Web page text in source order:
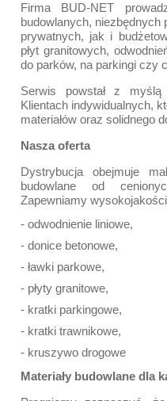
Firma BUD-NET
budowlanych,
prywatnych, jak i
płyt granitowych,
do parków, na parkingi czy
Serwis powstał z
Klientach indywidualnych,
materiałów oraz solidnego
Nasza oferta
Dystrybucja obejmuje
budowlane od
Zapewniamy
- odwodnienie liniowe,
- donice betonowe,
- ławki parkowe,
- płyty granitowe,
- kratki parkingowe,
- kratki trawnikowe,
- kruszywo drogowe
Materiały budowlane dla